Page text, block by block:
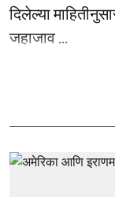
दिलेल्या
जहाजाव ...